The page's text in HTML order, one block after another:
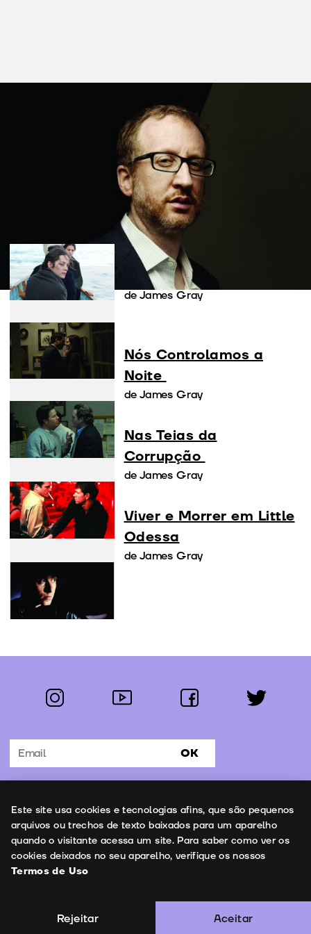
Filmes nesta secção
The Immigrant
de James Gray
Duplo Amor
de James Gray
Nós Controlamos a
Noite
de James Gray
Nas Teias da
Corrupção
de James Gray
Viver e Morrer em Little
Odessa
de James Gray
Segue-nos:
instagram youtube facebook twitter
Subscrever Newsletter OK
Contactos
Copyright © 2026 | Leopardo Filmes Termos de Uso
Este site usa cookies e tecnologias afins, que são pequenos
arquivos ou trechos de texto baixados para um aparelho
quando o visitante acessa um site. Para saber como ver os
cookies deixados no seu aparelho, verifique os nossos
Termos de Uso
Aceitar
Rejeitar